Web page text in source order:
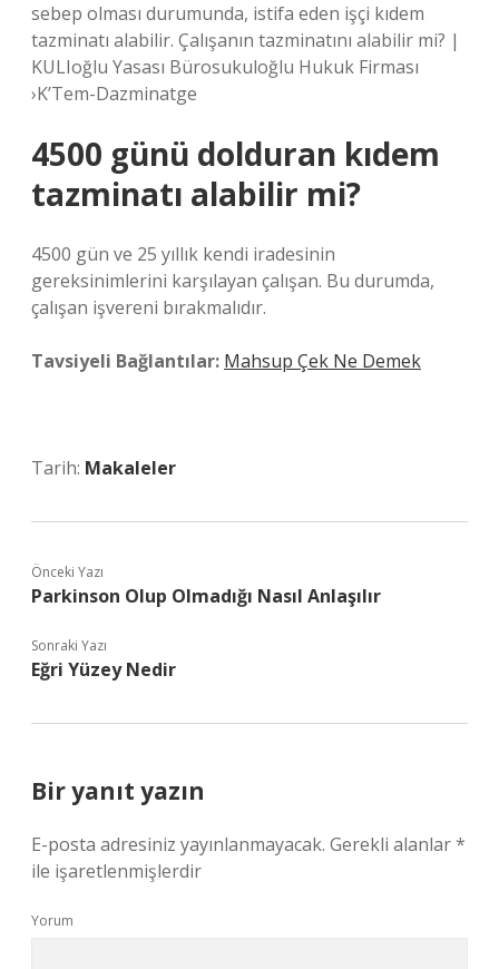
sebep olması durumunda, istifa eden işçi kıdem
tazminatı alabilir. Çalışanın tazminatını alabilir mi? |
KULIoğlu Yasası Bürosukuloğlu Hukuk Firması
›K’Tem-Dazminatge
4500 günü dolduran kıdem
tazminatı alabilir mi?
4500 gün ve 25 yıllık kendi iradesinin
gereksinimlerini karşılayan çalışan. Bu durumda,
çalışan işvereni bırakmalıdır.
Tavsiyeli Bağlantılar: Mahsup Çek Ne Demek
Tarih: Makaleler
Önceki Yazı
Parkinson Olup Olmadığı Nasıl Anlaşılır
Sonraki Yazı
Eğri Yüzey Nedir
Bir yanıt yazın
E-posta adresiniz yayınlanmayacak. Gerekli alanlar*
ile işaretlenmişlerdir
Yorum